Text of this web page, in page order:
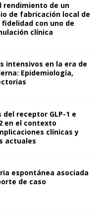
rendimiento de un
de fabricación local de
con uno de
clínica
intensivos en la era de
Epidemiología,
receptor GLP-1 e
en el contexto
clínicas y
actuales
espontánea asociada
de caso